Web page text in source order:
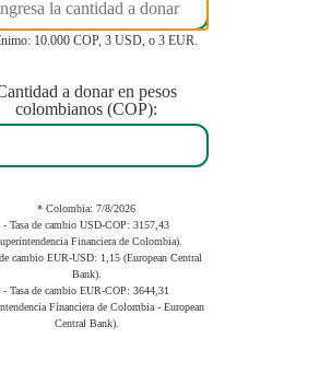
10.000 COP, 3 USD, o 3 EUR.
a donar en pesos
colombianos (COP):
* Colombia: 7/8/2026
- Tasa de cambio USD-COP: 3157,43
Financiera de Colombia).
cambio EUR-USD: 1,15 (European Central
Bank).
- Tasa de cambio EUR-COP: 3644,31
Financiera de Colombia - European
Central Bank).